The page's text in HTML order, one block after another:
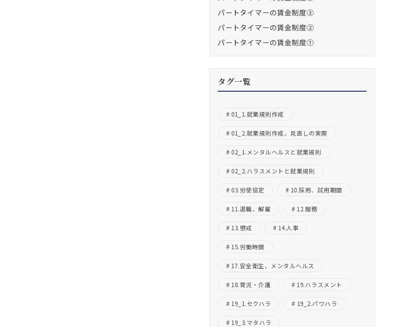
パートタイマーの賃金制度③
パートタイマーの賃金制度②
パートタイマーの賃金制度①
タグ一覧
01_1.就業規則作成
01_2.就業規則作成、見直しの実際
02_1.メンタルヘルスと就業規則
02_2.ハラスメントと就業規則
03.労使協定 10.採用、試用期間
11.退職、解雇 12.服務
13.懲戒 14.人事
15.労働時間
17.安全衛生、メンタルヘルス
18.育児・介護 19.ハラスメント
19_1.セクハラ 19_2.パワハラ
19_3.マタハラ